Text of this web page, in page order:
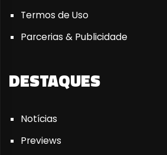
Termos de Uso
Parcerias & Publicidade
DESTAQUES
Notícias
Previews